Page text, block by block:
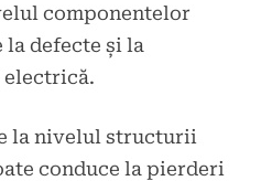
componentelor
la defecte și la
la nivelul structurii
conduce la pierderi